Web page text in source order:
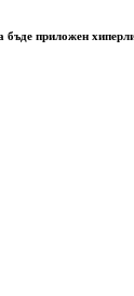
бъде приложен